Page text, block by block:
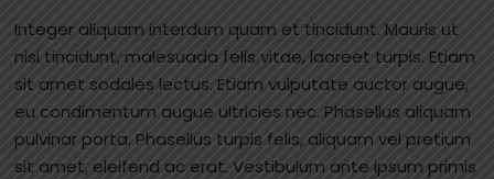
Integer aliquam interdum quam et tincidunt. Mauris ut
nisi tincidunt, malesuada felis vitae, laoreet turpis. Etiam
sit amet sodales lectus. Etiam vulputate auctor augue,
eu condimentum augue ultricies nec. Phasellus aliquam
pulvinar porta. Phasellus turpis felis, aliquam vel pretium
sit amet, eleifend ac erat. Vestibulum ante ipsum primis